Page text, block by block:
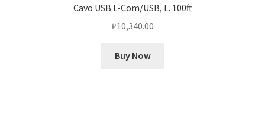
Cavo USB L-Com/USB, L. 100ft
₽10,340.00
Buy Now